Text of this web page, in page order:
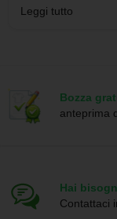
logo, resistente a
perfettamente alla
retro
favorisce la
dona un aspetto
promozionali e
Leggi tutto
Bozza
anteprima
Hai
Contattaci